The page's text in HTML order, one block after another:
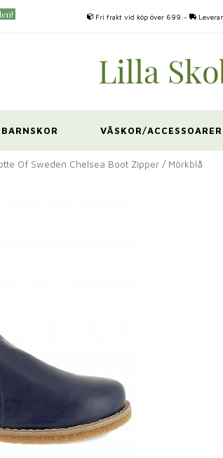
Fri frakt vid köp över 699:-
BARNSKOR VÄSKOR/ACCESSOARER
Of Sweden Chelsea Boot Zipper / Mörkblå